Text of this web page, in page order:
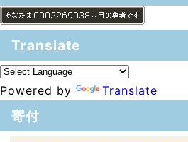
Translate
Powered by Translate
寄付